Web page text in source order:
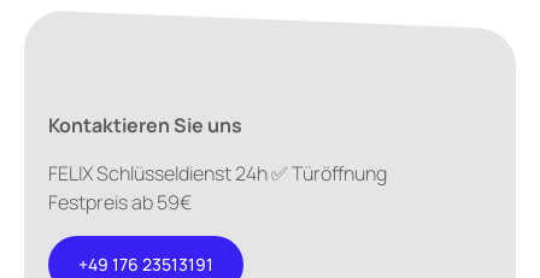
Kontaktieren Sie uns
FELIX Schlüsseldienst 24h ✅ Türöffnung
Festpreis ab 59€
+49 176 23513191